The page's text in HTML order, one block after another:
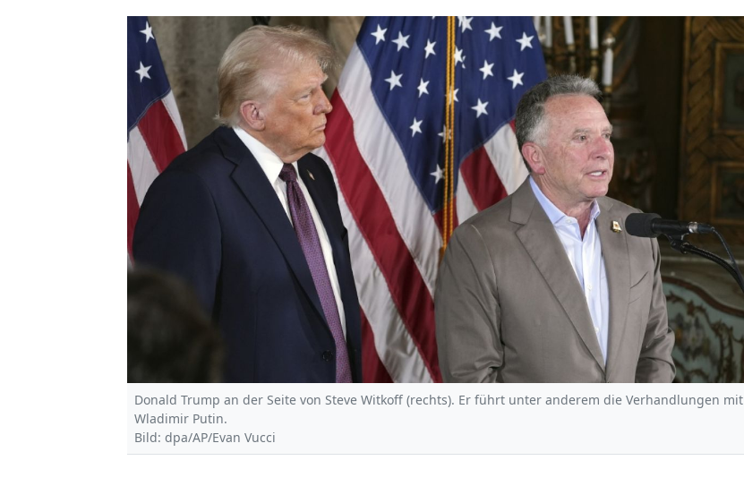
Donald Trump an der Seite von Steve Witkoff (rechts). Er führt unter anderem die Verhandlungen mit
Wladimir Putin.
Bild: dpa/AP/Evan Vucci